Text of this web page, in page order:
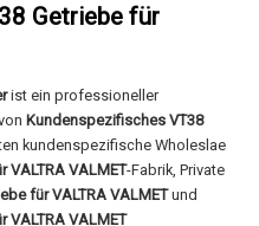
Getriebe für
ist ein professioneller
Kundenspezifisches VT38
kundenspezifische Wholeslae
VALTRA VALMET-Fabrik, Private
für VALTRA VALMETund
VALTRA VALMET